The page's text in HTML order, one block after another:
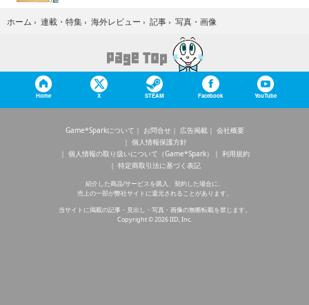
ホーム › 連載・特集 › 海外レビュー › 記事 › 写真・画像
Home X STEAM Facebook YouTube
Game*Sparkについて お問合せ 広告掲載
会社概要
個人情報保護方針
個人情報の取り扱いについて（Game*Spark）
利用規約
特定商取引法に基づく表記
紹介した商品/サービスを購入、契約した場合に、
売上の一部が弊社サイトに還元されることがあります。
当サイトに掲載の記事・見出し・写真・画像の無断転載を禁じます。
Copyright © 2026 IID, Inc.